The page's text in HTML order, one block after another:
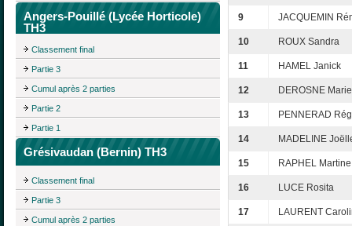
Angers-Pouillé (Lycée Horticole)
TH3
Classement final
Partie 3
Cumul après 2 parties
Partie 2
Partie 1
Grésivaudan (Bernin) TH3
Classement final
Partie 3
Cumul après 2 parties
9 JACQUEMIN
10 ROUX Sandra
11 HAMEL Janick
12 DEROSNE
13 PENNERAD
14 MADELINE
15 RAPHEL Martine
16 LUCE Rosita
17 LAURENT